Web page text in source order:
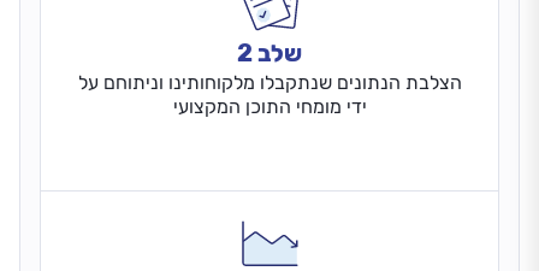
שלב 2
הצלבת הנתונים שנתקבלו מלקוחותינו וניתוחם על
ידי מומחי התוכן המקצועי